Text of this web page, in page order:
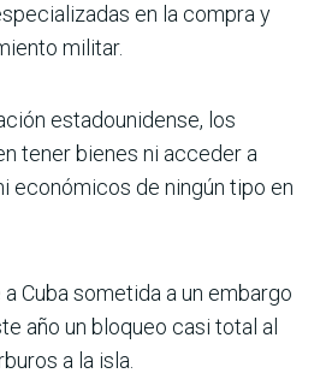
en la compra y
militar.
estadounidense, los
tener bienes ni acceder a
económicos de ningún tipo en
Cuba sometida a un embargo
año un bloqueo casi total al
a la isla.